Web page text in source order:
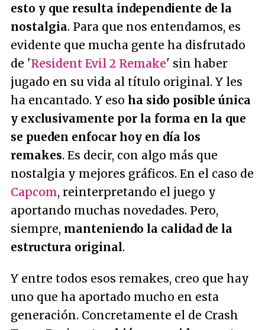
esto y que resulta independiente de la
nostalgia. Para que nos entendamos, es
evidente que mucha gente ha disfrutado
de 'Resident Evil 2 Remake' sin haber
jugado en su vida al título original. Y les
ha encantado. Y eso ha sido posible única
y exclusivamente por la forma en la que
se pueden enfocar hoy en día los
remakes. Es decir, con algo más que
nostalgia y mejores gráficos. En el caso de
Capcom, reinterpretando el juego y
aportando muchas novedades. Pero,
siempre, manteniendo la calidad de la
estructura original.
Y entre todos esos remakes, creo que hay
uno que ha aportado mucho en esta
generación. Concretamente el de Crash